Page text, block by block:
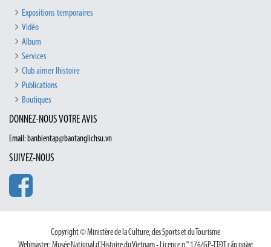
Expositions temporaires
Vidéo
Album
Services
Club aimer lhistoire
Publications
Boutiques
DONNEZ-NOUS VOTRE AVIS
Email: banbientap@baotanglichsu.vn
SUIVEZ-NOUS
Copyright © Ministère de la Culture, des Sports et du Tourisme